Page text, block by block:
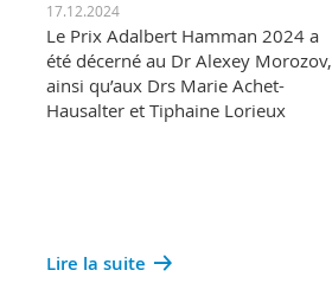
17.12.2024
Le Prix Adalbert Hamman 2024 a
été décerné au Dr Alexey Morozov,
ainsi qu’aux Drs Marie Achet-
Hausalter et Tiphaine Lorieux
Lire la suite